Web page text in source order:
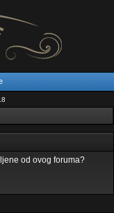
od ovog foruma?